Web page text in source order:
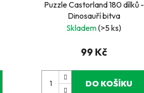
Puzzle Castorland 180 dílků -
Dinosauří bitva
Skladem(>5 ks)
99 Kč
DO KOŠÍKU